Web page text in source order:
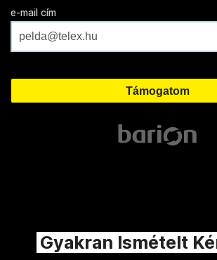
e-mail cím
Gyakran Ismételt